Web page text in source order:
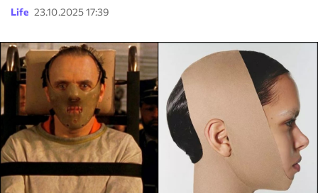
Life 23.10.2025 17:39